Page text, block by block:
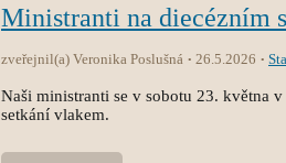
Ministranti na diecézním
zveřejnil(a) Veronika Poslušná 26.5.2026
Naši ministranti se v sobotu 23. května
setkání vlakem.